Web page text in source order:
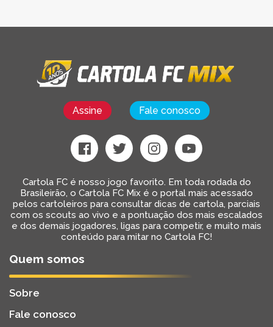
Assine Fale conosco
Cartola FC é nosso jogo favorito. Em toda rodada do
Brasileirão, o Cartola FC Mix é o portal mais acessado
pelos cartoleiros para consultar dicas de cartola, parciais
com os scouts ao vivo e a pontuação dos mais escalados
e dos demais jogadores, ligas para competir, e muito mais
conteúdo para mitar no Cartola FC!
Quem somos
Sobre
Fale conosco